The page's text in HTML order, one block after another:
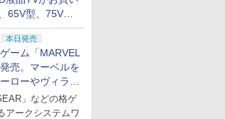
65V型、75V型
ルがラインナ
本日発売
ーム「MARVEL
売。マーベルを
ローやヴィラン
」などの格ゲ
アークシステムワ